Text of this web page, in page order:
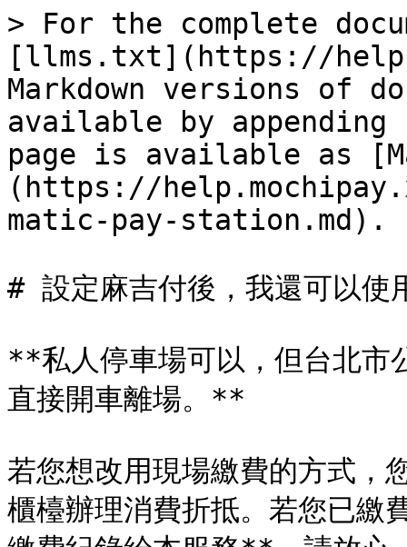
> For the complete
[llms.txt](https://
Markdown versions of
available by
page is available as
(https://
matic-pay-station.md).
# 設定麻吉付後，我還可以使
**私人停車場可以，但台北市
直接開車離場。**
若您想改用現場繳費的方式，
櫃檯辦理消費折抵。若您已繳